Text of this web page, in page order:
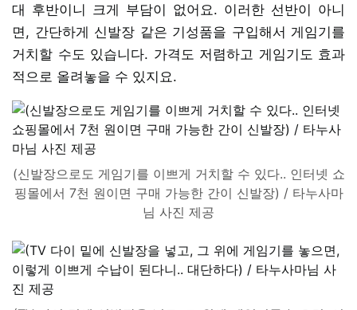
대 후반이니 크게 부담이 없어요. 이러한 선반이 아니
면, 간단하게 신발장 같은 기성품을 구입해서 게임기를
거치할 수도 있습니다. 가격도 저렴하고 게임기도 효과
적으로 올려놓을 수 있지요.
(신발장으로도 게임기를 이쁘게 거치할 수 있다.. 인터넷 쇼
핑몰에서 7천 원이면 구매 가능한 간이 신발장) / 타누사마
님 사진 제공